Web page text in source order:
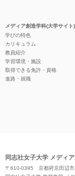
メディア創造学科(大学サイト)
学びの特色
カリキュラム
教員紹介
学習環境・施設
取得できる免許・資格
進路・就職
同志社女子大学 メディ
〒610-0395 京都府京田辺市